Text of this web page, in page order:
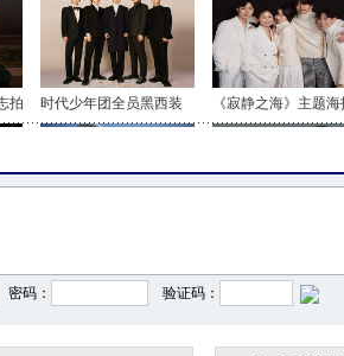
拍 时代少年团全员黑西装 《寂静之海》主题海
密码： 验证码：